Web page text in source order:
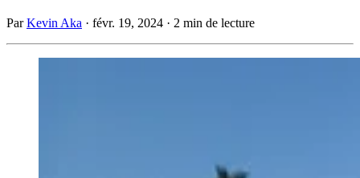
ParKevin Aka · févr. 19, 2024 · 2 min de lecture